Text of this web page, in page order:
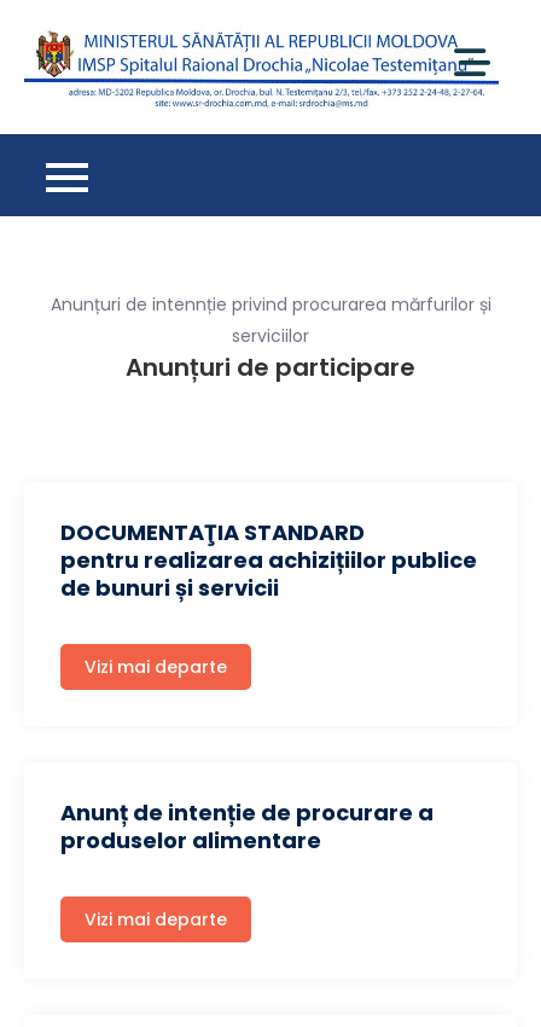
содержимому
Anunțuri de intennție privind procurarea mărfurilor și
serviciilor
Anunțuri de participare
DOCUMENTAŢIA STANDARD
pentru realizarea achizițiilor publice
de bunuri și servicii
Vizi mai departe
Anunț de intenție de procurare a
produselor alimentare
Vizi mai departe